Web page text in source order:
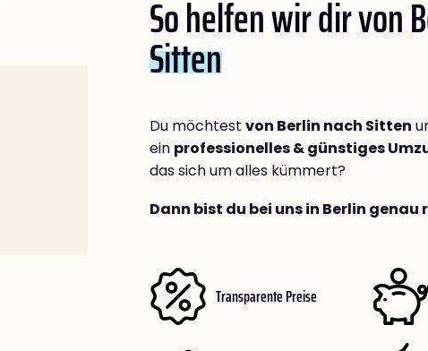
So helfen wir dir von
Sitten
Du möchtest von Berlin nach Sitten
ein professionelles & günstiges
das sich um alles kümmert?
Dann bist du bei uns in Berlin
Transparente Preise